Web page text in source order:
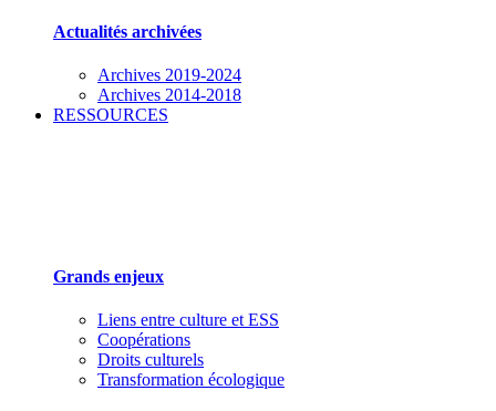
Actualités archivées
Archives 2019-2024
Archives 2014-2018
RESSOURCES
Grands enjeux
Liens entre culture et ESS
Coopérations
Droits culturels
Transformation écologique